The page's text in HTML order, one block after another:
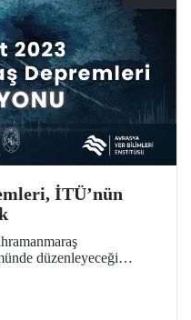
İTÜ’nün
düzenleyeceği
günü kamuoyuyla